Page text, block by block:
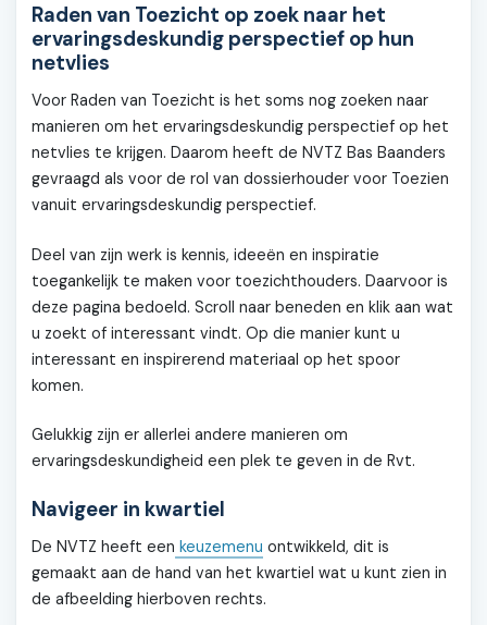
Raden van Toezicht op zoek naar het
ervaringsdeskundig perspectief op hun
netvlies
Voor Raden van Toezicht is het soms nog zoeken naar
manieren om het ervaringsdeskundig perspectief op het
netvlies te krijgen. Daarom heeft de NVTZ Bas Baanders
gevraagd als voor de rol van dossierhouder voor Toezien
vanuit ervaringsdeskundig perspectief.
Deel van zijn werk is kennis, ideeën en inspiratie
toegankelijk te maken voor toezichthouders. Daarvoor is
deze pagina bedoeld. Scroll naar beneden en klik aan wat
u zoekt of interessant vindt. Op die manier kunt u
interessant en inspirerend materiaal op het spoor
komen.
Gelukkig zijn er allerlei andere manieren om
ervaringsdeskundigheid een plek te geven in de Rvt.
Navigeer in kwartiel
De NVTZ heeft een keuzemenu ontwikkeld, dit is
gemaakt aan de hand van het kwartiel wat u kunt zien in
de afbeelding hierboven rechts.